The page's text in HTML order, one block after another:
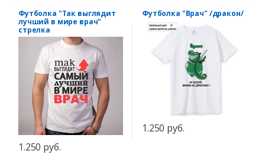
Футболка "Так выглядит
лучший в мире врач"
стрелка
1.250 руб.
Футболка "Врач" /дракон/
1.250 руб.